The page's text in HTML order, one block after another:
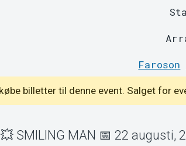
Faroson
billetter til denne event. Salget for
💥 SMILING MAN 📅 22 augusti,